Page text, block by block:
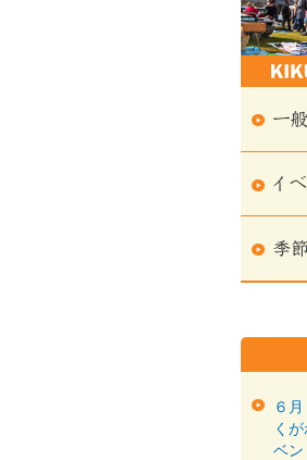
６
く
ベン